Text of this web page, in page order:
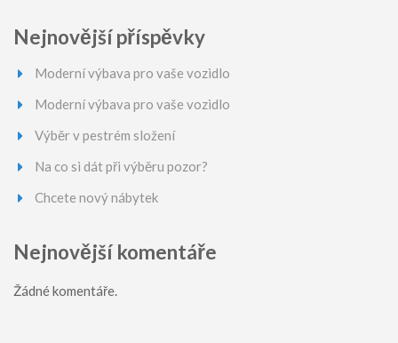
Nejnovější příspěvky
Moderní výbava pro vaše vozidlo
Moderní výbava pro vaše vozidlo
Výběr v pestrém složení
Na co si dát při výběru pozor?
Chcete nový nábytek
Nejnovější komentáře
Žádné komentáře.